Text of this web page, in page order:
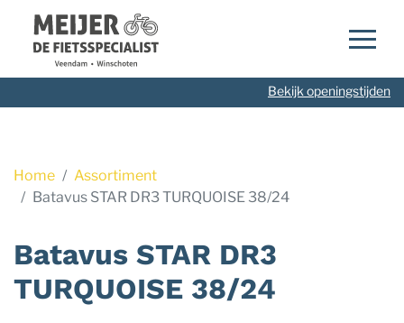
Navigatie
Bekijk openingstijden
Home
Assortiment
Batavus STAR DR3 TURQUOISE 38/24
Batavus STAR DR3
TURQUOISE 38/24